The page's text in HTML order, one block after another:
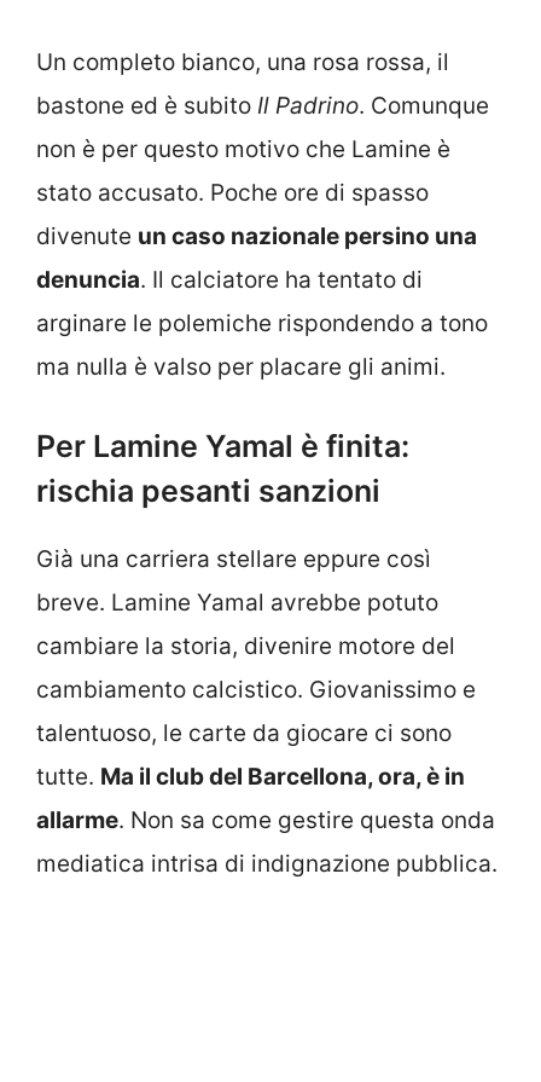
Un completo bianco, una rosa rossa, il
bastone ed è subito Il Padrino. Comunque
non è per questo motivo che Lamine è
stato accusato. Poche ore di spasso
divenute un caso nazionale persino una
denuncia. Il calciatore ha tentato di
arginare le polemiche rispondendo a tono
ma nulla è valso per placare gli animi.
Per Lamine Yamal è finita:
rischia pesanti sanzioni
Già una carriera stellare eppure così
breve. Lamine Yamal avrebbe potuto
cambiare la storia, divenire motore del
cambiamento calcistico. Giovanissimo e
talentuoso, le carte da giocare ci sono
tutte. Ma il club del Barcellona, ora, è in
allarme. Non sa come gestire questa onda
mediatica intrisa di indignazione pubblica.